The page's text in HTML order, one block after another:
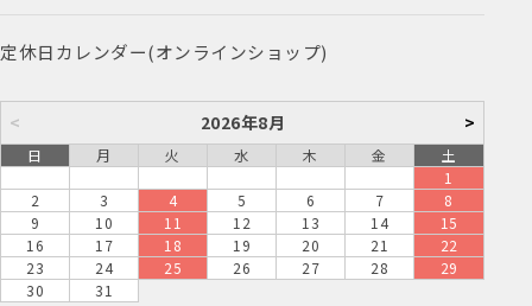
定休日カレンダー(オンラインショップ)
< 2026年8月 >
日 月 火 水 木 金
土
1
2
3 4 5 6 7
8
9
10 11 12 13 14
15
16
17 18 19 20 21
22
23
24 25 26 27 28
29
30
31